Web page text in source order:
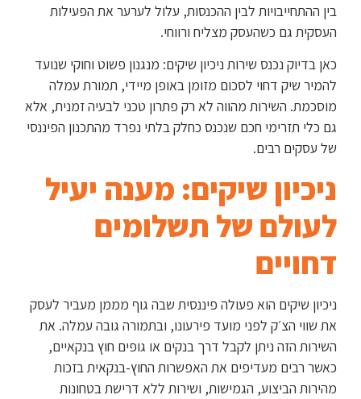
בין ההתחייבויות לבין ההכנסות, עלול לערער את הפעילות
העסקית גם כשהעסק מצליח ורווחי.
כאן בדיוק נכנס שירות ניכיון שיקים: מנגנון פשוט וחוקי שנועד
להמיר שיק דחוי לסכום מזומן באופן מיידי, תמורת עמלה
מוסכמת. השירות מהווה לא רק פתרון טכני לבעיה זמנית, אלא
גם כלי תזרימי חכם שנכנס כחלק בלתי נפרד מהתכנון הפיננסי
של עסקים רבים.
ניכיון שיקים: מענה יעיל
לעולם של תשלומים
דחויים
ניכיון שיקים הוא פעולה פיננסית שבה גוף מממן מעביר לעסק
את שווי הצ׳ק לפני מועד פירעונו, ובתמורה גובה עמלה. את
השירות הזה ניתן לקבל דרך בנקים או גופים חוץ בנקאיים,
כאשר רבים מעדיפים את האפשרות החוץ-בנקאית בזכות
מהירות הביצוע, הגמישות, ושירות ללא דרישת בטחונות